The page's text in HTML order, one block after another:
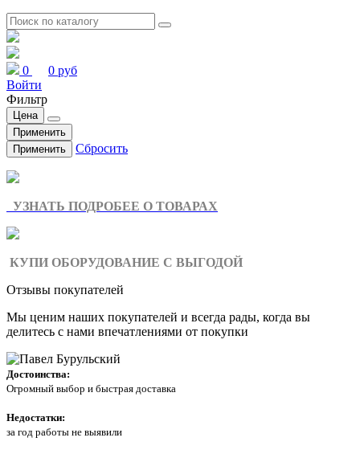
0
0 руб
Войти
Фильтр
Цена
Применить
Применить
Сбросить
УЗНАТЬ ПОДРОБЕЕ О ТОВАРАХ
КУПИ ОБОРУДОВАНИЕ С ВЫГОДОЙ
Отзывы покупателей
Мы ценим наших покупателей и всегда рады, когда вы
делитесь с нами впечатлениями от покупки
Достоинства:
Огромный выбор и быстрая доставка
Недостатки:
за год работы не выявили